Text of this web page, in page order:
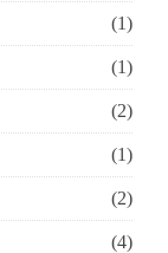
(1)
(1)
(2)
(1)
(2)
(4)